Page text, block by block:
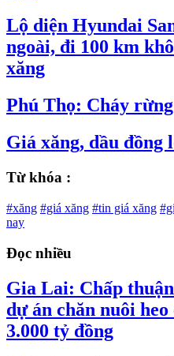
Lộ diện Hyundai
ngoài, đi 100 km
xăng
Phú Thọ: Cháy
Giá xăng, dầu đồng
Từ khóa :
#xăng #giá xăng #tin giá xăng
nay
Đọc nhiều
Gia Lai: Chấp
dự án chăn nuôi heo
3.000 tỷ đồng